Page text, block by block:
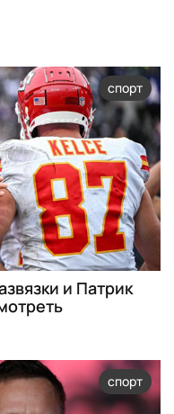
спорт
и Патрик
спорт